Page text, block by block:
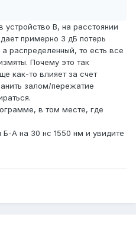
В, на расстоянии
примерно 3 дБ потерь
распределенный, то есть все
Почему это так
как-то влияет за счет
залом/пережатие
в том месте, где
А на 30 нс 1550 нм и увидите